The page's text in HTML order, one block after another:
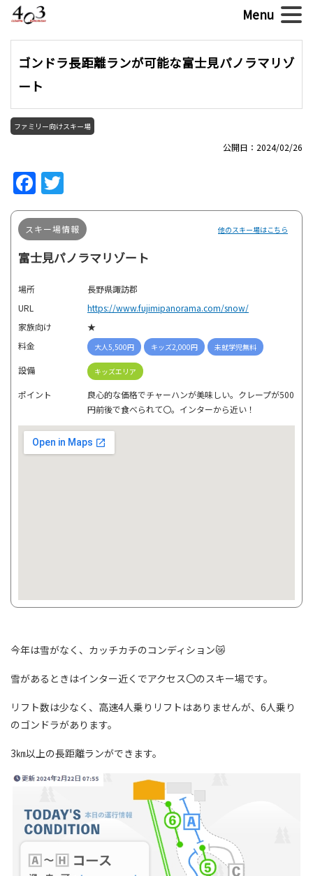
ゴンドラ長距離ランが可能な富士見パノラマリゾ
ート
ファミリー向けスキー場
公開日：2024/02/26
Facebook
スキー場情報 他のスキー場はこちら
富士見パノラマリゾート
場所
長野県諏訪郡
URL
https://www.fujimipanorama.com/snow/
家族向け
★
料金
大人5,500円 キッズ2,000円 未就学児無料
設備 キッズエリア
ポイント
良心的な価格でチャーハンが美味しい。クレープが500
円前後で食べられて〇。インターから近い！
今年は雪がなく、カッチカチのコンディション😿
雪があるときはインター近くでアクセス〇のスキー場です。
リフト数は少なく、高速4人乗りリフトはありませんが、6人乗り
のゴンドラがあります。
3㎞以上の長距離ランができます。